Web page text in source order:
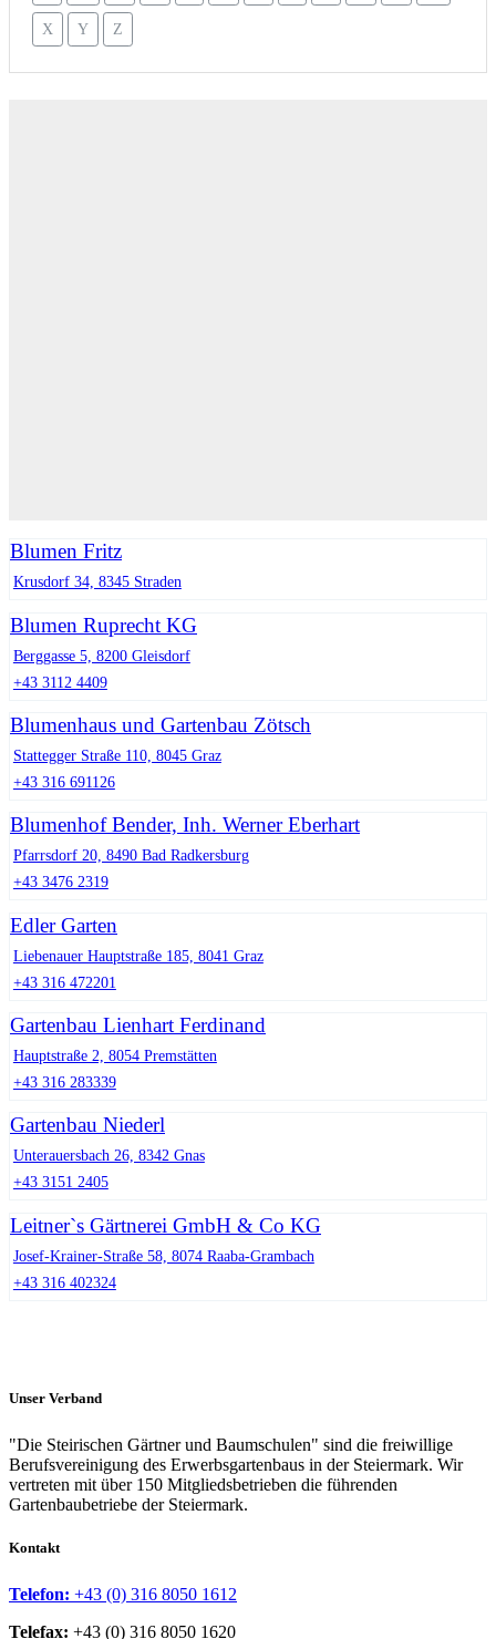
X Y Z
Blumen Fritz
Krusdorf 34, 8345 Straden
Blumen Ruprecht KG
Berggasse 5, 8200 Gleisdorf
+43 3112 4409
Blumenhaus und Gartenbau Zötsch
Stattegger Straße 110, 8045 Graz
+43 316 691126
Blumenhof Bender, Inh. Werner Eberhart
Pfarrsdorf 20, 8490 Bad Radkersburg
+43 3476 2319
Edler Garten
Liebenauer Hauptstraße 185, 8041 Graz
+43 316 472201
Gartenbau Lienhart Ferdinand
Hauptstraße 2, 8054 Premstätten
+43 316 283339
Gartenbau Niederl
Unterauersbach 26, 8342 Gnas
+43 3151 2405
Leitner`s Gärtnerei GmbH & Co KG
Josef-Krainer-Straße 58, 8074 Raaba-Grambach
+43 316 402324
Unser Verband
"Die Steirischen Gärtner und Baumschulen" sind die freiwillige
Berufsvereinigung des Erwerbsgartenbaus in der Steiermark. Wir
vertreten mit über 150 Mitgliedsbetrieben die führenden
Gartenbaubetriebe der Steiermark.
Kontakt
Telefon: +43 (0) 316 8050 1612
Telefax: +43 (0) 316 8050 1620